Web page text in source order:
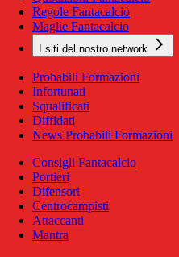
Regole Fantacalcio
Maglie Fantacalcio
I siti del nostro network
Probabili Formazioni
Infortunati
Squalificati
Diffidati
News Probabili Formazioni
Consigli Fantacalcio
Portieri
Difensori
Centrocampisti
Attaccanti
Mantra